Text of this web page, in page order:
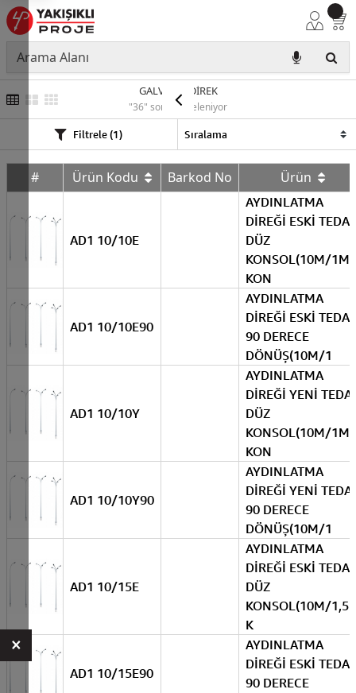
GALVANİZ DİREK
"36" sonuç listeleniyor
Filtrele (1)
# Ürün Kodu Barkod No Ürün
AD1 10/10E
AYDINLATMA
DİREĞİ ESKİ TEDAŞ
DÜZ
KONSOL(10M/1M
KON
AD1 10/10E90
AYDINLATMA
DİREĞİ ESKİ TEDAŞ
90 DERECE
DÖNÜŞ(10M/1
AD1 10/10Y
AYDINLATMA
DİREĞİ YENİ
DÜZ
KONSOL(10M/1M
KON
AD1 10/10Y90
AYDINLATMA
DİREĞİ YENİ
90 DERECE
DÖNÜŞ(10M/1
AD1 10/15E
AYDINLATMA
DİREĞİ ESKİ TEDAŞ
DÜZ
KONSOL(10M/
K
AD1 10/15E90
AYDINLATMA
DİREĞİ ESKİ TEDAŞ
90 DERECE
×